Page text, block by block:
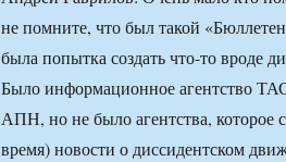
не помните, что был такой
была попытка создать что-то вроде
Было информационное агентство
АПН, но не было агентства, которое
время) новости о диссидентском